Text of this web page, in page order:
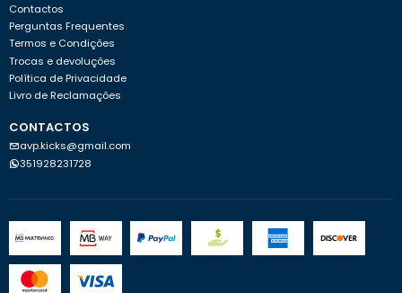
Contactos
Perguntas Frequentes
Termos e Condições
Trocas e devoluções
Política de Privacidade
Livro de Reclamações
CONTACTOS
avp.kicks@gmail.com
351928231728